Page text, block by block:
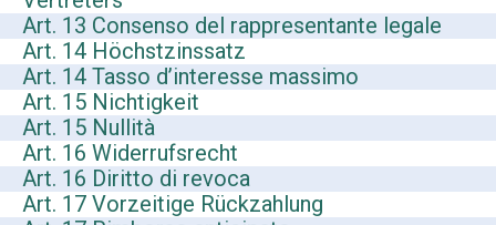
Art. 13 Consenso del rappresentante legale
Art. 14 Höchstzinssatz
Art. 14 Tasso d’interesse massimo
Art. 15 Nichtigkeit
Art. 15 Nullità
Art. 16 Widerrufsrecht
Art. 16 Diritto di revoca
Art. 17 Vorzeitige Rückzahlung